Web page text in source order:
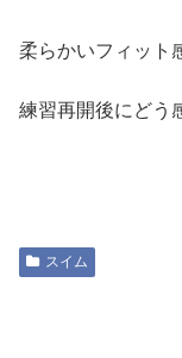
柔らかいフィット
練習再開後にどう
スイム